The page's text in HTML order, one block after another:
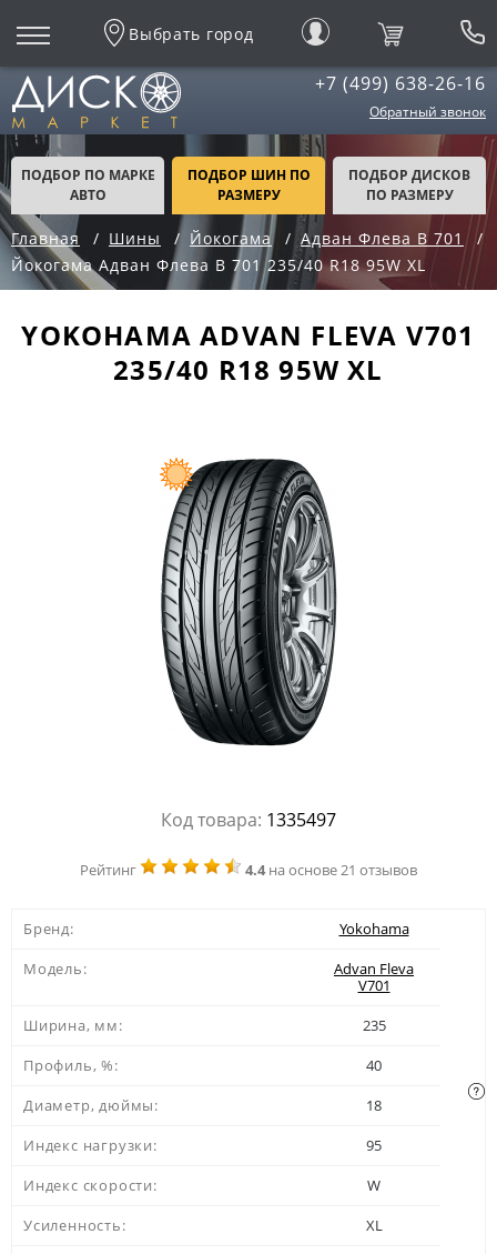
Выбрать город
+7 (499) 638-26-16
Обратный звонок
ПОДБОР ПО МАРКЕ
АВТО
ПОДБОР ШИН ПО
РАЗМЕРУ
ПОДБОР ДИСКОВ
ПО РАЗМЕРУ
Главная Шины Йокогама
Адван Флева В 701
Йокогама Адван Флева В 701 235/40 R18 95W XL
YOKOHAMA ADVAN FLEVA V701
235/40 R18 95W XL
Код товара: 1335497
Рейтинг 4.4на основе 21 отзывов
Бренд:
Yokohama
Модель:
Advan Fleva
V701
Ширина, мм:
235
Профиль, %:
40
Диаметр, дюймы:
18
Индекс нагрузки:
95
Индекс скорости:
W
Усиленность:
XL